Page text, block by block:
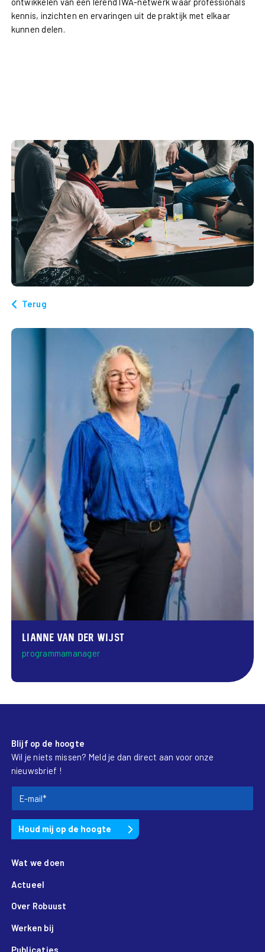
kennis, inzichten en ervaringen uit de praktijk met elkaar
kunnen delen.
Terug
Lianne van der Wijst
programmamanager
Blijf op de hoogte
Wil je niets missen? Meld je dan direct aan voor onze
nieuwsbrief !
Wat we doen
Actueel
Over Robuust
Werken bij
Publicaties